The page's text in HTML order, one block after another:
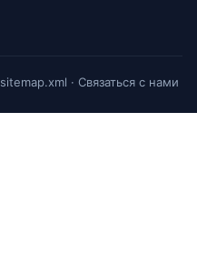
sitemap.xml · Связаться с нами